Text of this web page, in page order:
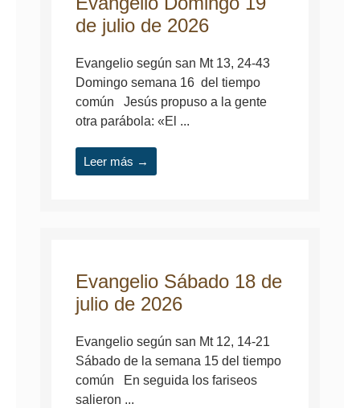
de julio de 2026
Evangelio según san Mt 13, 24-43
Domingo semana 16 del tiempo
común Jesús propuso a la gente
otra parábola: «El ...
Leer más →
Evangelio Sábado 18 de
julio de 2026
Evangelio según san Mt 12, 14-21
Sábado de la semana 15 del tiempo
común En seguida los fariseos
salieron ...